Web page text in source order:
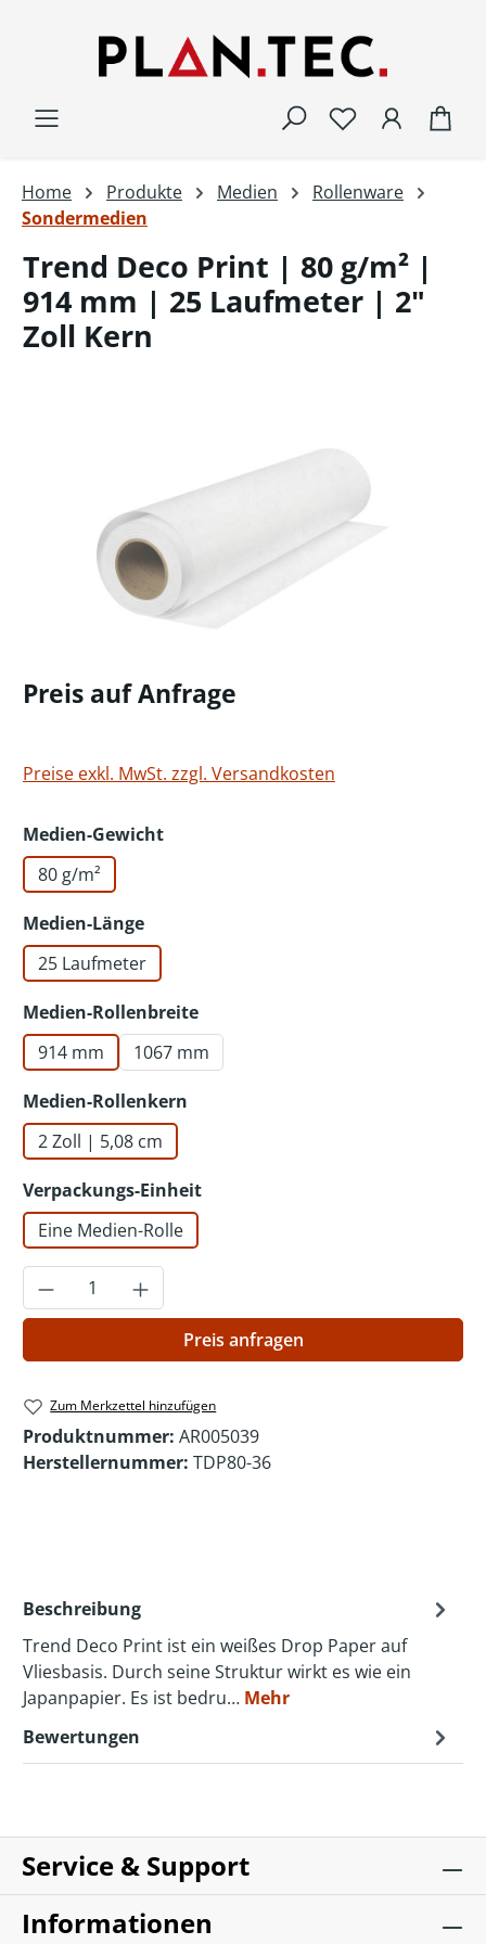
Home Produkte Medien
Rollenware
Sondermedien
Trend Deco Print | 80 g/m² |
914 mm | 25 Laufmeter | 2"
Zoll Kern
Preis auf Anfrage
Preise exkl. MwSt. zzgl. Versandkosten
Medien-Gewichtauswählen
80 g/m²
Medien-Längeauswählen
25 Laufmeter
Medien-Rollenbreiteauswählen
914 mm
1067 mm
Medien-Rollenkern
2 Zoll | 5,08 cm
Verpackungs-Einheitauswählen
Eine Medien-Rolle
Produkt Anzahl: Gib den gewünschten
Preis anfragen
Zum Merkzettel hinzufügen
Produktnummer: AR005039
Herstellernummer: TDP80-36
Beschreibung
Trend Deco Print ist ein weißes Drop Paper auf
Vliesbasis. Durch seine Struktur wirkt es wie ein
Japanpapier. Es ist bedru… Mehr
Bewertungen
Service & Support
Informationen